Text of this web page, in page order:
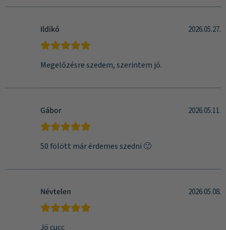
Ildikó 2026.05.27.
Megelőzésre szedem, szerintem jó.
Gábor 2026.05.11.
50 fölött már érdemes szedni 🙂
Névtelen 2026.05.08.
Jó cucc